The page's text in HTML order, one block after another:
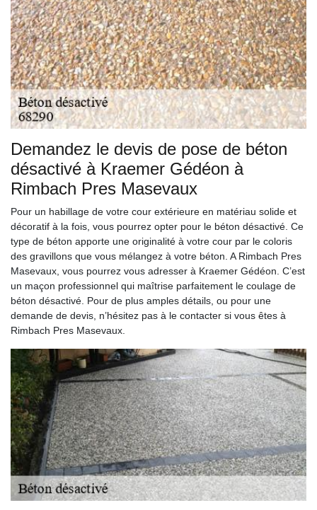
Demandez le devis de pose de béton
désactivé à Kraemer Gédéon à
Rimbach Pres Masevaux
Pour un habillage de votre cour extérieure en matériau solide et
décoratif à la fois, vous pourrez opter pour le béton désactivé. Ce
type de béton apporte une originalité à votre cour par le coloris
des gravillons que vous mélangez à votre béton. A Rimbach Pres
Masevaux, vous pourrez vous adresser à Kraemer Gédéon. C’est
un maçon professionnel qui maîtrise parfaitement le coulage de
béton désactivé. Pour de plus amples détails, ou pour une
demande de devis, n’hésitez pas à le contacter si vous êtes à
Rimbach Pres Masevaux.